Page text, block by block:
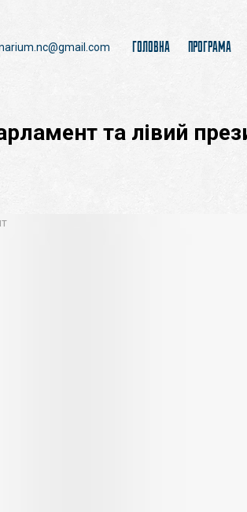
ГОЛОВНА ПРОГРАМА
та лівий